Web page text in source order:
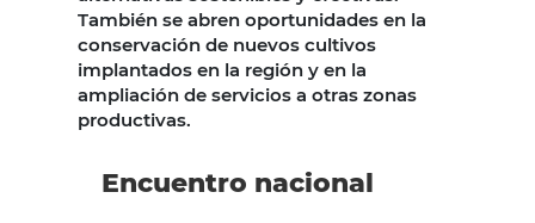
También se abren oportunidades en la
conservación de nuevos cultivos
implantados en la región y en la
ampliación de servicios a otras zonas
productivas.
Encuentro nacional